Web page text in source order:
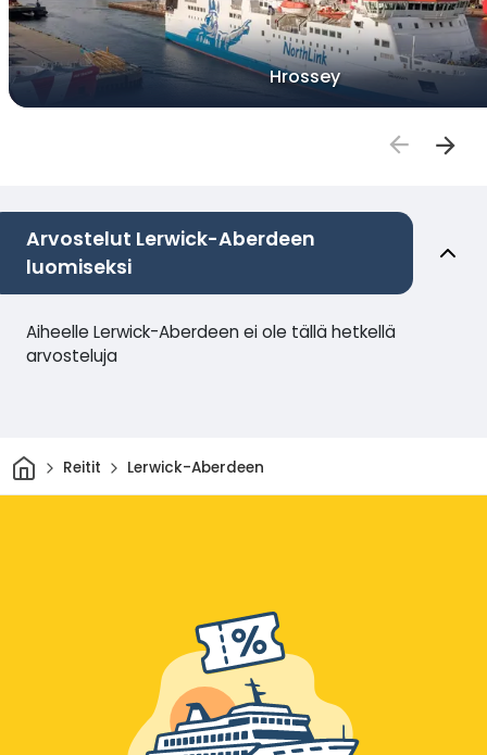
Hrossey
Arvostelut Lerwick-Aberdeen
luomiseksi
Aiheelle Lerwick-Aberdeen ei ole tällä hetkellä
arvosteluja
KotiinReitit Lerwick-Aberdeen